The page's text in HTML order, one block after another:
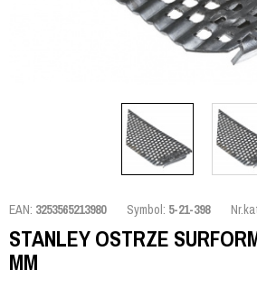
EAN: 3253565213980 Symbol: 5-21-398
STANLEY OSTRZE
MM